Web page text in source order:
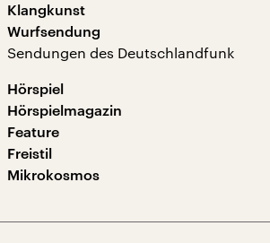
Klangkunst
Wurfsendung
Sendungen des Deutschlandfunk
Hörspiel
Hörspielmagazin
Feature
Freistil
Mikrokosmos